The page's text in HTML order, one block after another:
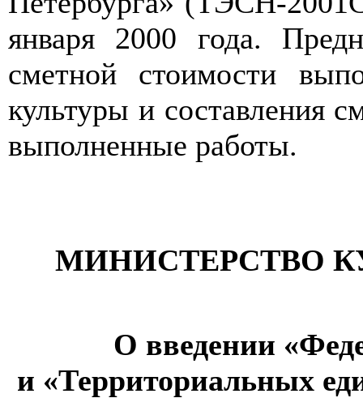
января 2000 года.
сметной стоимости
культуры и составления
выполненные работы.
МИНИСТЕРСТВО
О введении
и «Территориальных